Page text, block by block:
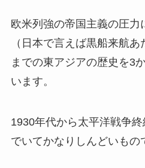
欧米列強の帝国主義の圧
（日本で言えば黒船来航
までの東アジアの歴史を3
います。
1930年代から太平洋戦争
でいてかなりしんどいもの